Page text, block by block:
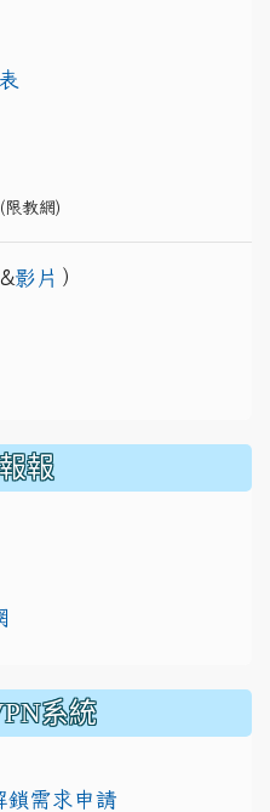
(限教網)
&影片 ）
報
系統
鎖需求申請